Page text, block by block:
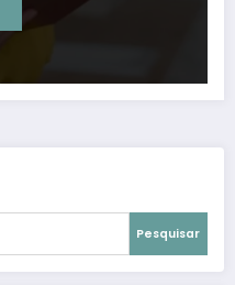
Pesquisar